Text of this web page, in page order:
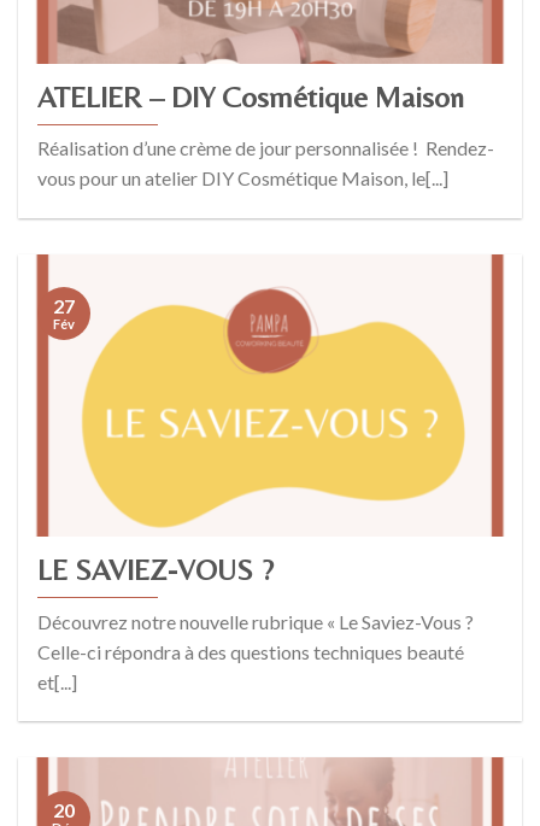
ATELIER – DIY Cosmétique Maison
Réalisation d’une crème de jour personnalisée ! Rendez-
vous pour un atelier DIY Cosmétique Maison, le[...]
LE SAVIEZ-VOUS ?
Découvrez notre nouvelle rubrique « Le Saviez-Vous ?
Celle-ci répondra à des questions techniques beauté
et[...]
27
Fév
20